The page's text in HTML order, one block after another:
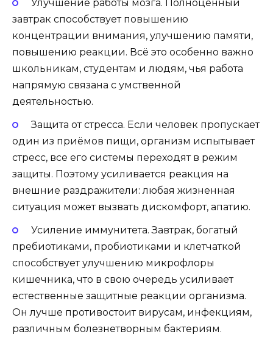
Улучшение работы мозга. Полноценный
завтрак способствует повышению
концентрации внимания, улучшению памяти,
повышению реакции. Всё это особенно важно
школьникам, студентам и людям, чья работа
напрямую связана с умственной
деятельностью.
Защита от стресса. Если человек пропускает
один из приёмов пищи, организм испытывает
стресс, все его системы переходят в режим
защиты. Поэтому усиливается реакция на
внешние раздражители: любая жизненная
ситуация может вызвать дискомфорт, апатию.
Усиление иммунитета. Завтрак, богатый
пребиотиками, пробиотиками и клетчаткой
способствует улучшению микрофлоры
кишечника, что в свою очередь усиливает
естественные защитные реакции организма.
Он лучше противостоит вирусам, инфекциям,
различным болезнетворным бактериям.